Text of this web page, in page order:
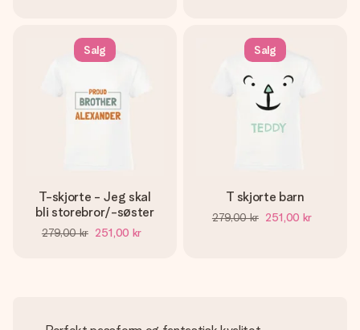
Salg
T-skjorte - Jeg skal
bli storebror/-søster
279,00 kr 251,00 kr
Salg
T skjorte barn
279,00 kr 251,00 kr